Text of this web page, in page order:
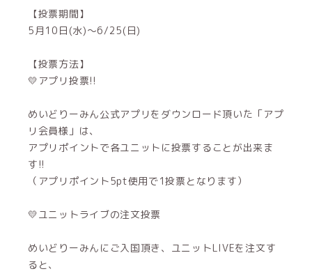
【投票期間】
5月10日(水)～6/25(日)
【投票方法】
💛アプリ投票!!
めいどりーみん公式アプリをダウンロード頂いた「アプ
リ会員様」は、
アプリポイントで各ユニットに投票することが出来ま
す!!
（アプリポイント5pt使用で1投票となります）
💛ユニットライブの注文投票
めいどりーみんにご入国頂き、ユニットLIVEを注文す
ると、